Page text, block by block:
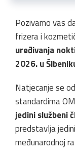
Pozivamo vas
frizera i
uređivanja
2026. u
Natjecanje se
standardima
jedini službeni
predstavlja
međunarodnoj